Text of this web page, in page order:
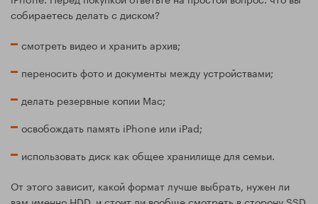
собираетесь делать с диском?
смотреть видео и хранить архив;
переносить фото и документы между устройствами;
делать резервные копии Mac;
освобождать память iPhone или iPad;
использовать диск как общее хранилище для семьи.
От этого зависит, какой формат лучше выбрать, нужен ли